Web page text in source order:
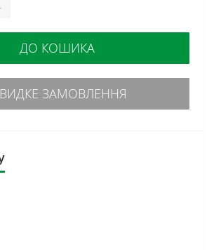
ДО КОШИКА
ЗАМОВЛЕННЯ